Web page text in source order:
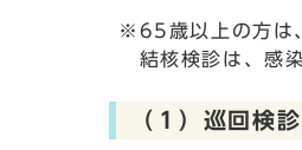
※65歳以上の方は
結核検診は、感
（１）巡回検